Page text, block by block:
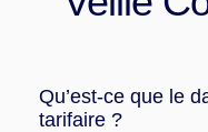
Qu’est-ce que le
tarifaire ?